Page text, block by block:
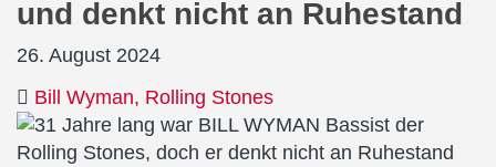
und denkt nicht an Ruhestand
26. August 2024
Bill Wyman Rolling Stones